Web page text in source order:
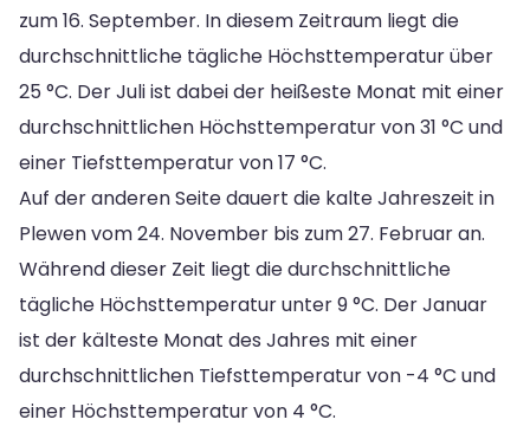
zum 16. September. In diesem Zeitraum liegt die
durchschnittliche tägliche Höchsttemperatur über
25 °C. Der Juli ist dabei der heißeste Monat mit einer
durchschnittlichen Höchsttemperatur von 31 °C und
einer Tiefsttemperatur von 17 °C.
Auf der anderen Seite dauert die kalte Jahreszeit in
Plewen vom 24. November bis zum 27. Februar an.
Während dieser Zeit liegt die durchschnittliche
tägliche Höchsttemperatur unter 9 °C. Der Januar
ist der kälteste Monat des Jahres mit einer
durchschnittlichen Tiefsttemperatur von -4 °C und
einer Höchsttemperatur von 4 °C.